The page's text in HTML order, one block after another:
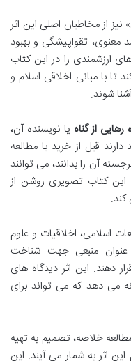
از مخاطبان اصلی این اثر
معنوی، تقواپیشگی و بهبود
ارزشمندی را در این کتاب
با مبانی اخلاقی اسلام و
شوند.
رهایی از گناه یا نویسنده آن،
قبل از خرید یا مطالعه
آن را بدانند، می توانند
این کتاب تصویری روشن از
کند.
اسلامی، اخلاقیات و علوم
عنوان منبعی جهت شناخت
دهند. این اثر دیدگاه های
می دهد که می تواند برای
خلاصه، تصمیم به تهیه
اثر به شمار می آیند. این